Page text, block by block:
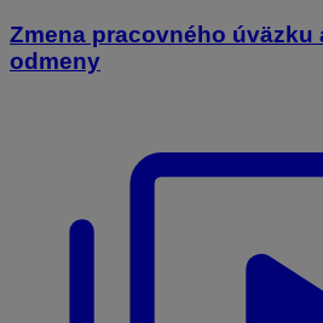
Zmena pracovného úväzku
odmeny